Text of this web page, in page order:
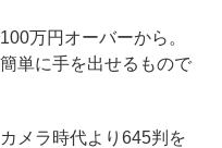
万円オーバーから。
単に手を出せるもので
メラ時代より645判を